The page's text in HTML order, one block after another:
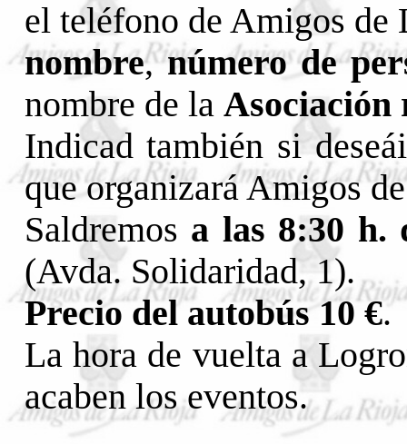
el teléfono de Amigos de
nombre,número de
nombre de la Asociación
Indicad también si
que organizará Amigos
Saldremos a las 8:30 h.
(Avda. Solidaridad, 1).
Precio del autobús 10 €.
La hora de vuelta a
acaben los eventos.